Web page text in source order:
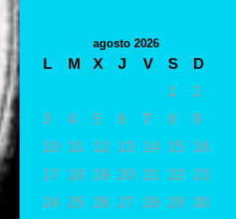
agosto 2026
L M X J V S
D
1
2
3
4 5 6 7 8
9
10
11 12 13 14 15
16
17
18 19 20 21 22
23
24
25 26 27 28 29 30